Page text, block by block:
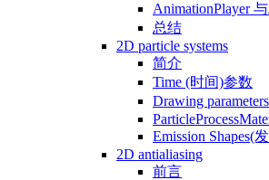
AnimationPlayer
总结
2D particle systems
简介
Time (时间)参数
Drawing
Emission Shapes(
2D antialiasing
前言